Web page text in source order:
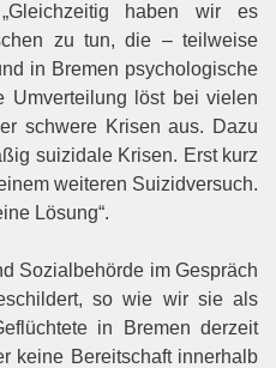
haben wir es
zu tun, die – teilweise
in Bremen psychologische
Umverteilung löst bei vielen
schwere Krisen aus. Dazu
suizidale Krisen. Erst kurz
weiteren Suizidversuch.
Lösung“.
Sozialbehörde im Gespräch
so wie wir sieals
in Bremen derzeit
keine Bereitschaft innerhalb